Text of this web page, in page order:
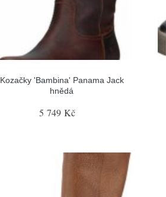
Kozačky 'Bambina' Panama Jack
hnědá
5 749 Kč